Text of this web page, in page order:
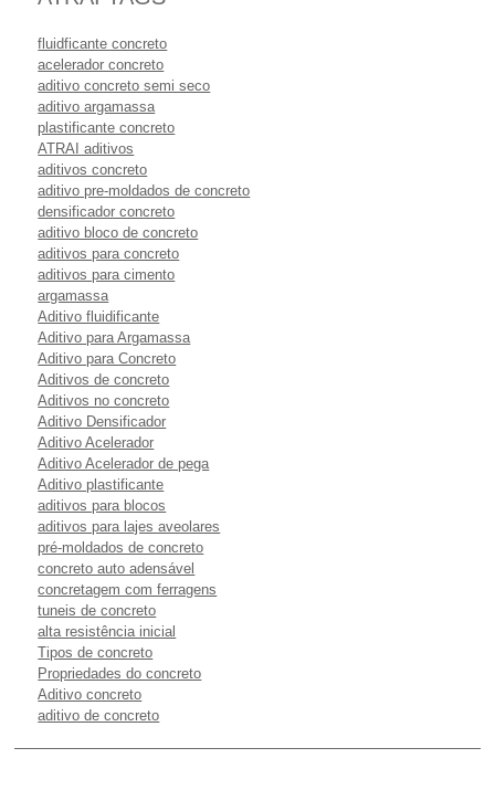
fluidficante concreto
acelerador concreto
aditivo concreto semi seco
aditivo argamassa
plastificante concreto
ATRAI aditivos
aditivos concreto
aditivo pre-moldados de concreto
densificador concreto
aditivo bloco de concreto
aditivos para concreto
aditivos para cimento
argamassa
Aditivo fluidificante
Aditivo para Argamassa
Aditivo para Concreto
Aditivos de concreto
Aditivos no concreto
Aditivo Densificador
Aditivo Acelerador
Aditivo Acelerador de pega
Aditivo plastificante
aditivos para blocos
aditivos para lajes aveolares
pré-moldados de concreto
concreto auto adensável
concretagem com ferragens
tuneis de concreto
alta resistência inicial
Tipos de concreto
Propriedades do concreto
Aditivo concreto
aditivo de concreto